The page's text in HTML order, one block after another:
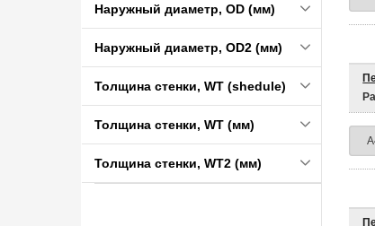
Наружный диаметр, OD (мм)
Наружный диаметр, OD2 (мм)
Толщина стенки, WT (shedule)
Толщина стенки, WT (мм)
Толщина стенки, WT2 (мм)